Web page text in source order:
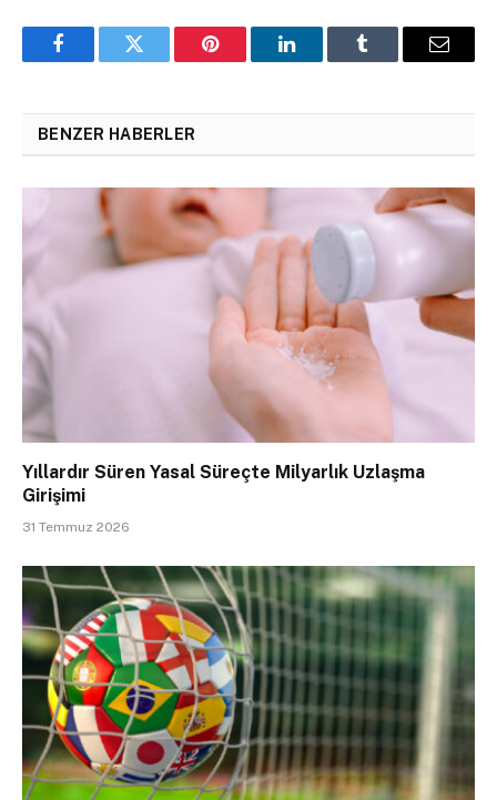
FacebookTwitter Pinterest LinkedInTumblr Email
BENZER HABERLER
Yıllardır Süren Yasal Süreçte Milyarlık Uzlaşma
Girişimi
31 Temmuz 2026